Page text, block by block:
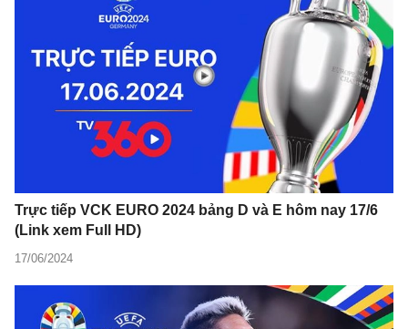
Trực tiếp VCK EURO 2024 bảng D và E hôm nay 17/6
(Link xem Full HD)
17/06/2024